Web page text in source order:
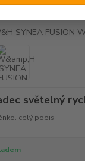
světelný
celý popis